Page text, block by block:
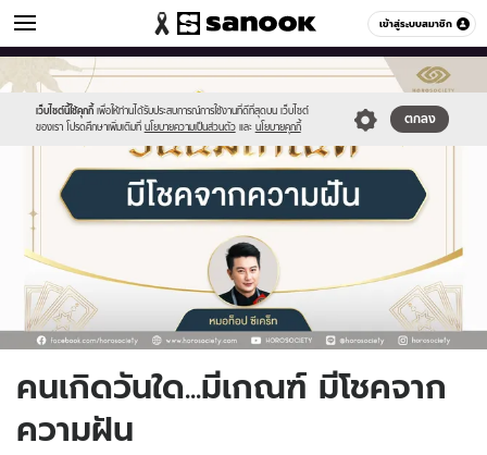
เข้าสู่ระบบสมาชิก
ดูดวง หมวดอื่นๆ
เว็บไซต์นี้ใช้คุกกี้ เพื่อให้ท่านได้รับประสบการณ์การใช้งานที่ดีที่สุดบน เว็บไซต์
ของเรา โปรดศึกษาเพิ่มเติมที่ นโยบายความเป็นส่วนตัว และ นโยบายคุกกี้
ตกลง
Sanook
//s.isanook.com/sr/0/images/logo-
new-
sanook.png
//s.isanook.com/ho/0/ud/48/242237/cover_sanook_horoscope-
2022.jpg
คนเกิดวันใด...มีเกณฑ์ มีโชคจาก
ความฝัน